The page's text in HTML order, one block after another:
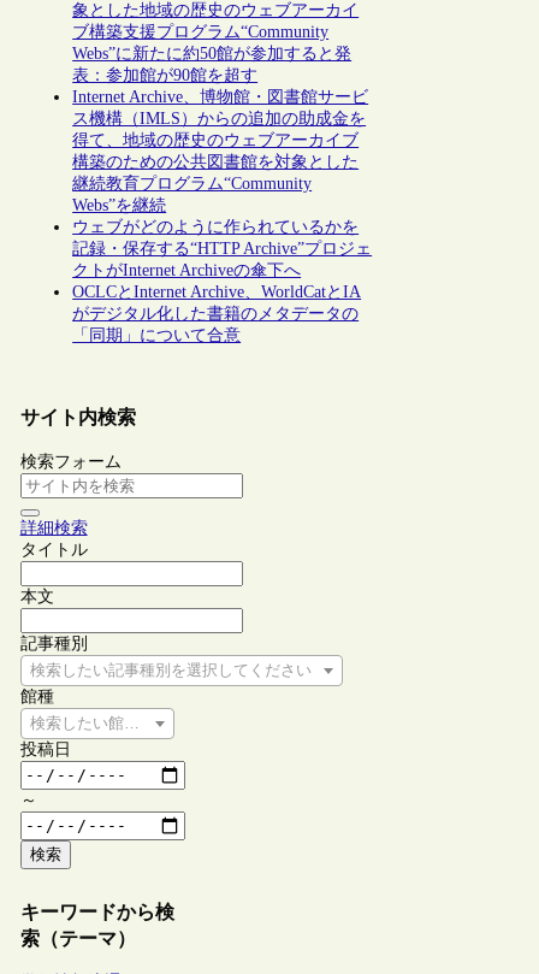
象とした地域の歴史のウェブアーカイ
ブ構築支援プログラム“Community
Webs”に新たに約50館が参加すると発
表：参加館が90館を超す
Internet Archive、博物館・図書館サービ
ス機構（IMLS）からの追加の助成金を
得て、地域の歴史のウェブアーカイブ
構築のための公共図書館を対象とした
継続教育プログラム“Community
Webs”を継続
ウェブがどのように作られているかを
記録・保存する“HTTP Archive”プロジェ
クトがInternet Archiveの傘下へ
OCLCとInternet Archive、WorldCatとIA
がデジタル化した書籍のメタデータの
「同期」について合意
サイト内検索
検索フォーム
詳細検索
タイトル
本文
記事種別
検索したい記事種別を選択してください
館種
検索したい館種を選択してください
投稿日
～
検索
キーワードから検
索（テーマ）